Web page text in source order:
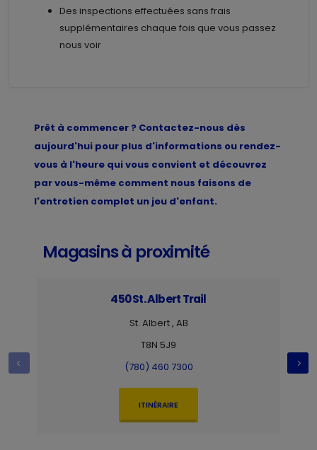
Des inspections effectuées sans frais
supplémentaires chaque fois que vous passez
nous voir
Prêt à commencer ? Contactez-nous dès
aujourd'hui pour plus d'informations ou rendez-
vous à l'heure qui vous convient et découvrez
par vous-même comment nous faisons de
l'entretien complet un jeu d'enfant.
Magasins à proximité
450 St. Albert Trail
St. Albert , AB
T8N 5J9
(780) 460 7300
ITINÉRAIRE